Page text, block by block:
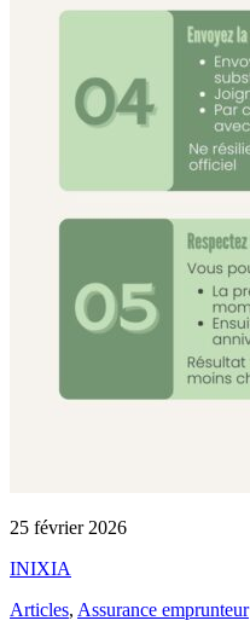
25 février 2026
INIXIA
Articles, Assurance emprunteur